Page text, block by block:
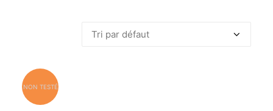
NON TESTÉ